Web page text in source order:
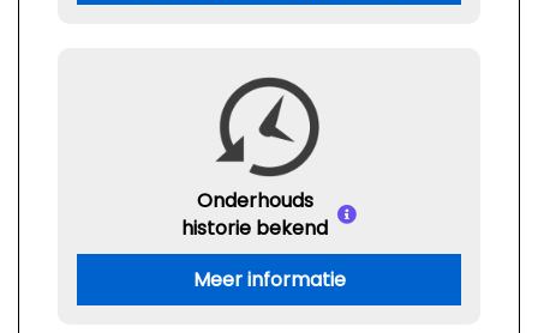
Onderhouds
historie bekend
Meer informatie